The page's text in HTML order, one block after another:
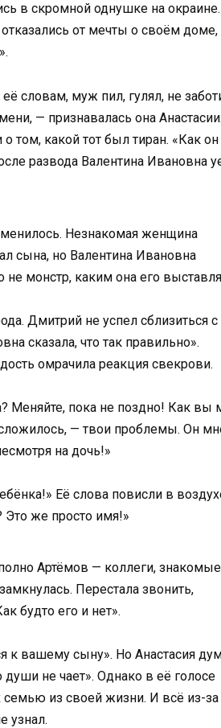
в скромной однушке на окраине.
от мечты о своём
словам, муж пил, гулял, не
— признавалась она
том, какой тот был тиран. «Как
развода Валентина Ивановна
Незнакомая женщина
сына, но Валентина Ивановна
монстр, каким она его
Дмитрий не успел сблизиться с
сказала, что так правильно».
омрачила реакция свекрови.
Меняйте, пока не поздно! Как вы
— твои проблемы. Он
на дочь!»
Её слова повисли в
же просто имя!»
Артёмов — коллеги,
Перестала звонить,
будто его и нет».
к вашему сыну». Но Анастасия
не чает». Однако в её голосе
семью из своей жизни. И всё из-за
узнал.